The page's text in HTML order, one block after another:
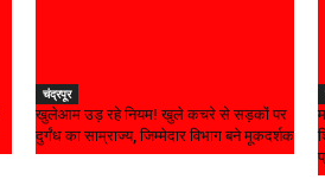
चंद्रपूर
खुलेआम उड़ रहे नियम! खुले कचरे से सड़कों पर
दुर्गंध का साम्राज्य, जिम्मेदार विभाग बने मूकदर्शक